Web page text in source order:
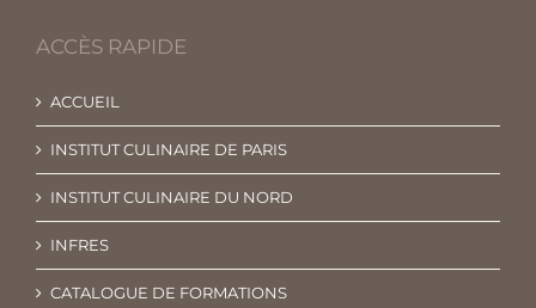
ACCÈS RAPIDE
ACCUEIL
INSTITUT CULINAIRE DE PARIS
INSTITUT CULINAIRE DU NORD
INFRES
CATALOGUE DE FORMATIONS